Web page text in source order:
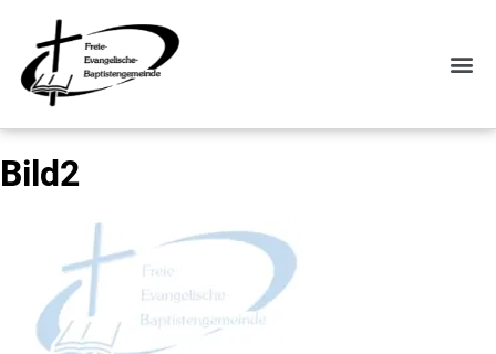
Bild2